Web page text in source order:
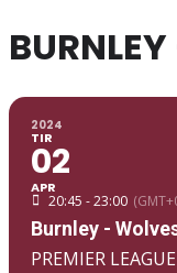
2024
TIR
02
APR
20:45 - 23:00
Burnley -
PREMIER